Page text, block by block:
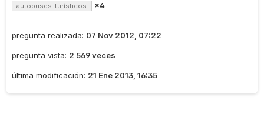
autobuses-turísticos ×4
pregunta realizada: 07 Nov 2012, 07:22
pregunta vista: 2 569 veces
última modificación: 21 Ene 2013, 16:35